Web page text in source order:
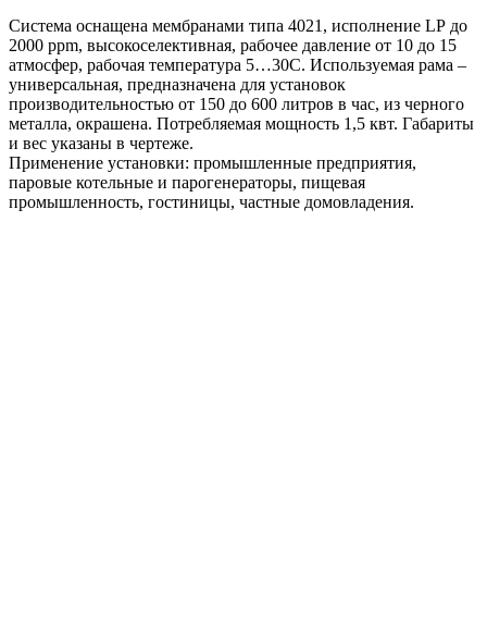
Система оснащена мембранами типа 4021, исполнение LP до
2000 ppm, высокоселективная, рабочее давление от 10 до 15
атмосфер, рабочая температура 5…30С. Используемая рама –
универсальная, предназначена для установок
производительностью от 150 до 600 литров в час, из черного
металла, окрашена. Потребляемая мощность 1,5 квт. Габариты
и вес указаны в чертеже.
Применение установки: промышленные предприятия,
паровые котельные и парогенераторы, пищевая
промышленность, гостиницы, частные домовладения.